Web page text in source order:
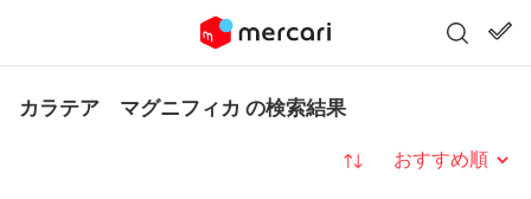
カラテア マグニフィカ の検索結果
並び替え